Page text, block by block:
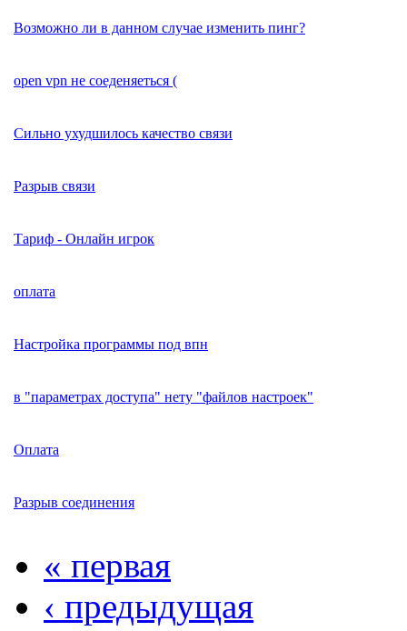
Возможно ли в данном случае изменить пинг?
open vpn не соеденяеться (
Сильно ухудшилось качество связи
Разрыв связи
Тариф - Онлайн игрок
оплата
Настройка программы под впн
в "параметрах доступа" нету "файлов настроек"
Оплата
Разрыв соединения
« первая
‹ предыдущая